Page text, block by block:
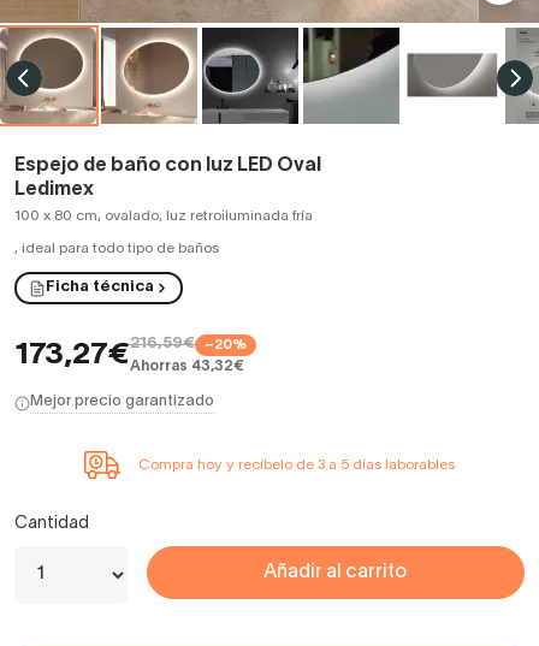
Espejo de baño con luz LED Oval
Ledimex
100 x 80 cm, ovalado, luz retroiluminada fría
, ideal para todo tipo de baños
Ficha técnica
173,27€216,59€ −20%
Ahorras 43,32€
Mejor precio garantizado
Compra hoy y recíbelo de 3 a 5 días laborables
Cantidad
Añadir al carrito